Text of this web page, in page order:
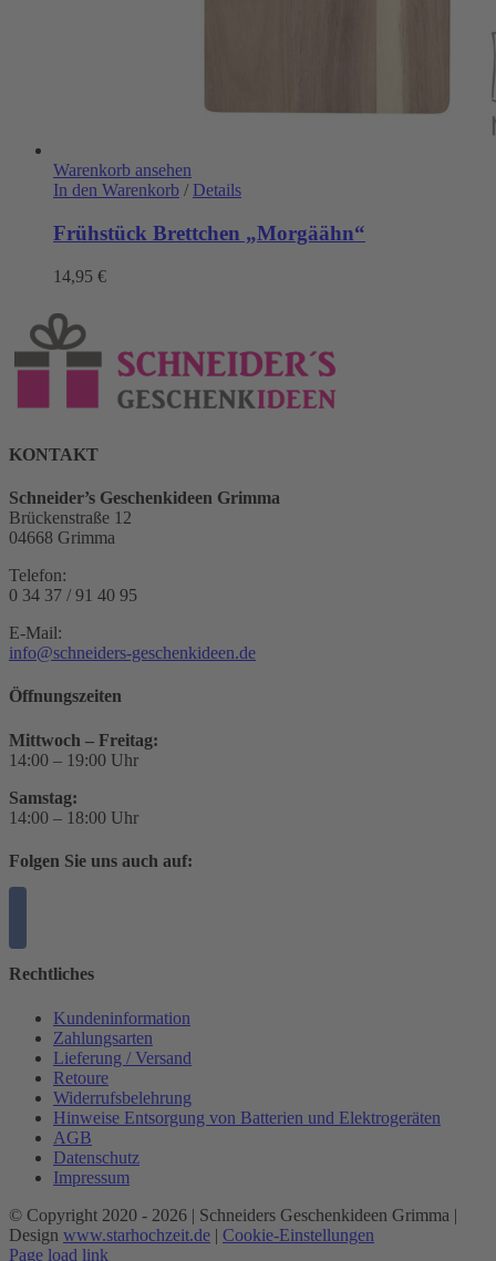
Warenkorb ansehen
In den Warenkorb / Details
Frühstück Brettchen „Morgäähn“
14,95 €
KONTAKT
Schneider’s Geschenkideen Grimma
Brückenstraße 12
04668 Grimma
Telefon:
0 34 37 / 91 40 95
E-Mail:
info@schneiders-geschenkideen.de
Öffnungszeiten
Mittwoch – Freitag:
14:00 – 19:00 Uhr
Samstag:
14:00 – 18:00 Uhr
Folgen Sie uns auch auf:
Rechtliches
Kundeninformation
Zahlungsarten
Lieferung / Versand
Retoure
Widerrufsbelehrung
Hinweise Entsorgung von Batterien und Elektrogeräten
AGB
Datenschutz
Impressum
© Copyright 2020 - 2026 | Schneiders Geschenkideen Grimma |
Design www.starhochzeit.de | Cookie-Einstellungen
Page load link